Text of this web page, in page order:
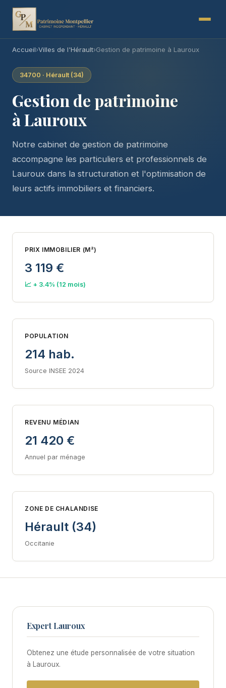
Accueil›Villes de l'Hérault›Gestion de patrimoine à Lauroux
34700 · Hérault (34)
Gestion de patrimoine
à Lauroux
Notre cabinet de gestion de patrimoine
accompagne les particuliers et professionnels de
Lauroux dans la structuration et l'optimisation de
leurs actifs immobiliers et financiers.
PRIX IMMOBILIER (M²)
3 119 €
📈 + 3.4% (12 mois)
POPULATION
214 hab.
Source INSEE 2024
REVENU MÉDIAN
21 420 €
Annuel par ménage
ZONE DE CHALANDISE
Hérault (34)
Occitanie
Expert Lauroux
Obtenez une étude personnalisée de votre situation
à Lauroux.